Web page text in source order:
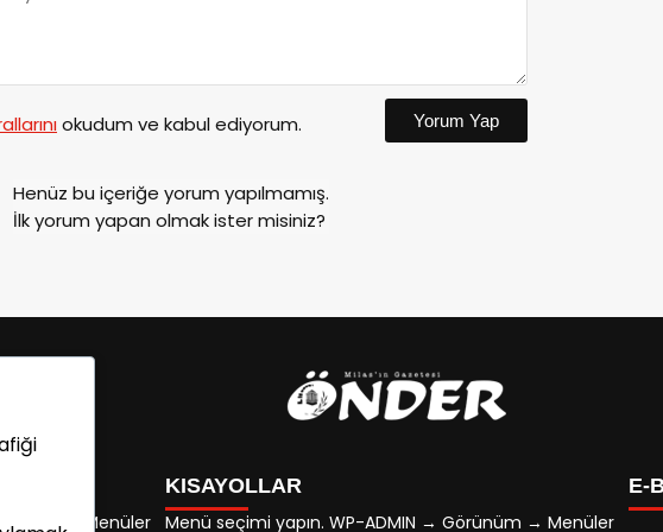
okudum ve kabul ediyorum. Yorum Yap
Henüz bu içeriğe yorum yapılmamış.
İlk yorum yapan olmak ister misiniz?
→ Menüler
KISAYOLLAR
Menü seçimi yapın. WP-ADMIN → Görünüm → Menüler
E-